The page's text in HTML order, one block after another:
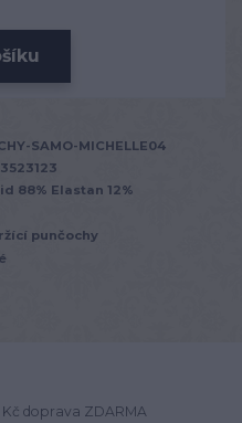
SAMO-MICHELLE04
88% Elastan 12%
punčochy
doprava ZDARMA